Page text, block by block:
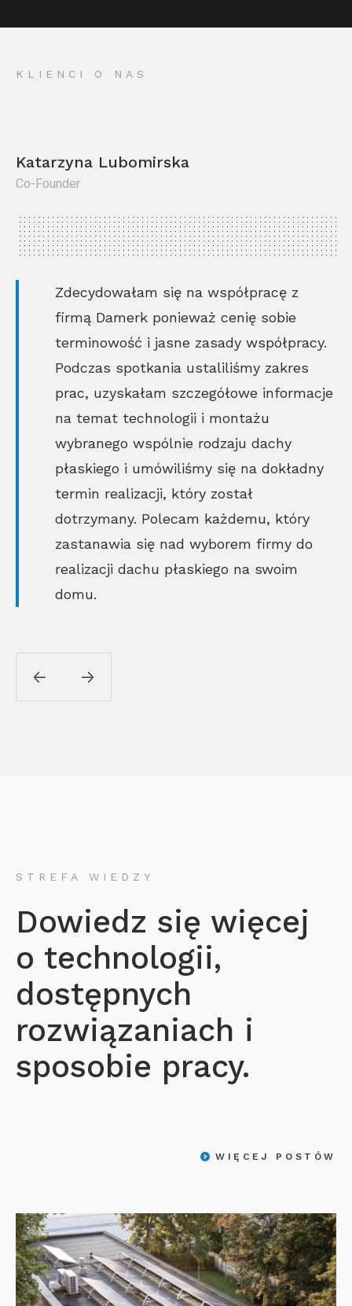
KLIENCI O NAS
Katarzyna Lubomirska
Co-Founder
Zdecydowałam się na współpracę z
firmą Damerk ponieważ cenię sobie
terminowość i jasne zasady współpracy.
Podczas spotkania ustaliliśmy zakres
prac, uzyskałam szczegółowe informacje
na temat technologii i montażu
wybranego wspólnie rodzaju dachy
płaskiego i umówiliśmy się na dokładny
termin realizacji, który został
dotrzymany. Polecam każdemu, który
zastanawia się nad wyborem firmy do
realizacji dachu płaskiego na swoim
domu.
STREFA WIEDZY
Dowiedz się więcej
o technologii,
dostępnych
rozwiązaniach i
sposobie pracy.
WIĘCEJ POSTÓW